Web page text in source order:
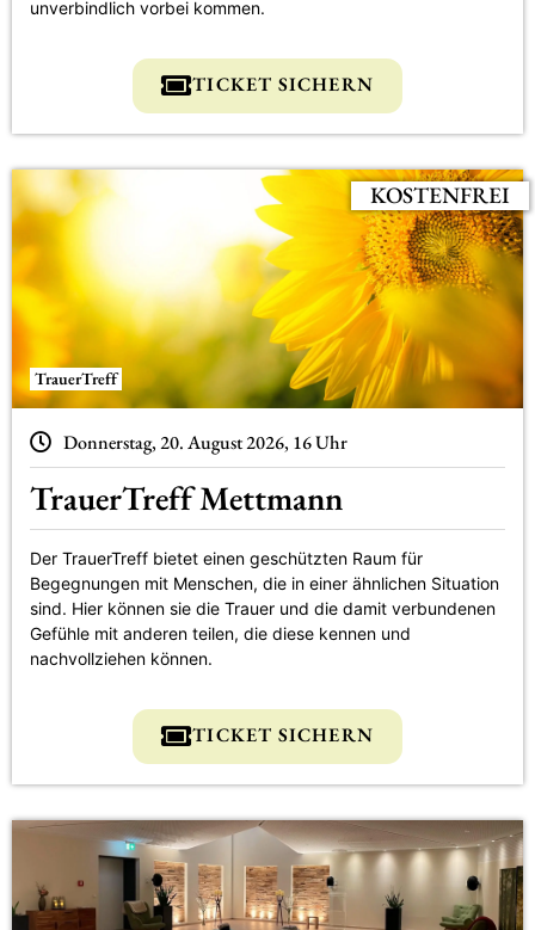
unverbindlich vorbei kommen.
TICKET SICHERN
KOSTENFREI
TrauerTreff
Donnerstag, 20. August 2026, 16 Uhr
TrauerTreff Mettmann
Der TrauerTreff bietet einen geschützten Raum für
Begegnungen mit Menschen, die in einer ähnlichen Situation
sind. Hier können sie die Trauer und die damit verbundenen
Gefühle mit anderen teilen, die diese kennen und
nachvollziehen können.
TICKET SICHERN